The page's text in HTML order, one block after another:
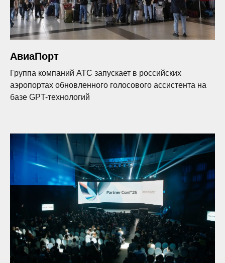
АвиаПорт
Группа компаний АТС запускает в российских
аэропортах обновленного голосового ассистента на
базе GPT-технологий